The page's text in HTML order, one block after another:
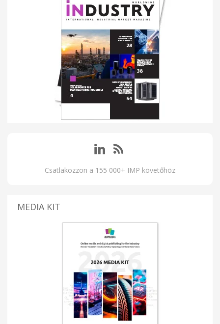
Csatlakozzon a 155 000+ IMP követőhöz
MEDIA KIT